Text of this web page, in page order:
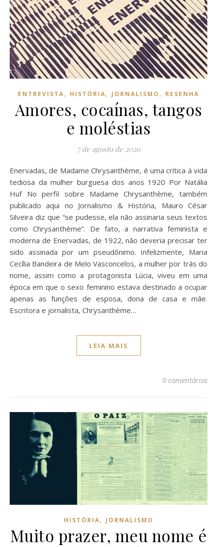
ENTREVISTA, HISTÓRIA, JORNALISMO , RESENHA
Amores, cocaínas, tangos
e moléstias
7 de agosto de 2020
Enervadas, de Madame Chrysanthème, é uma crítica à vida
tediosa da mulher burguesa dos anos 1920 Por Natália
Huf No perfil sobre Madame Chrysanthème, também
publicado aqui no Jornalismo & História, Mauro César
Silveira diz que “se pudesse, ela não assinaria seus textos
como Chrysanthème”. De fato, a narrativa feminista e
moderna de Enervadas, de 1922, não deveria precisar ter
sido assinada por um pseudônimo. Infelizmente, Maria
Cecília Bandeira de Melo Vasconcelos, a mulher por trás do
nome, assim como a protagonista Lúcia, viveu em uma
época em que o sexo feminino estava destinado a ocupar
apenas as funções de esposa, dona de casa e mãe.
Escritora e jornalista, Chrysanthème…
LEIA MAIS
0 comentários
HISTÓRIA, JORNALISMO
Muito prazer, meu nome é